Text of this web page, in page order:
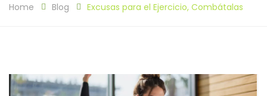
Home Blog Excusas para el Ejercicio, Combátalas